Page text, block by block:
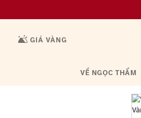
GIÁ VÀNG
VỀ NGỌC THẨM